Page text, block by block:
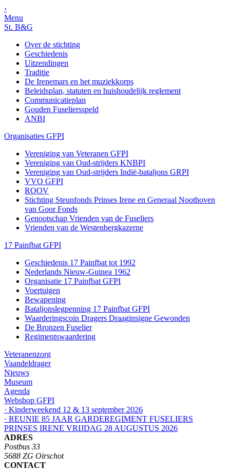
›
Menu
St. B&G
Over de stichting
Geschiedenis
Uitzendingen
Traditie
De Irenemars en het muziekkorps
Beleidsplan, statuten en huishoudelijk reglement
Communicatieplan
Gouden Fuseliersspeld
ANBI
Organisaties GFPI
Vereniging van Veteranen GFPI
Vereniging van Oud-strijders KNBPI
Vereniging van Oud-strijders Indië-bataljons GRPI
VVO GFPI
ROOV
Stichting Steunfonds Prinses Irene en Generaal Noothoven
van Goor Fonds
Genootschap Vrienden van de Fuseliers
Vrienden van de Westenbergkazerne
17 Painfbat GFPI
Geschiedenis 17 Painfbat tot 1992
Nederlands Nieuw-Guinea 1962
Organisatie 17 Painfbat GFPI
Voertuigen
Bewapening
Bataljonslegpenning 17 Painfbat GFPI
Waarderingscoin Dragers Draaginsigne Gewonden
De Bronzen Fuselier
Regimentswaardering
Veteranenzorg
Vaandeldrager
Nieuws
Museum
Agenda
Webshop GFPI
· Kinderweekend 12 & 13 september 2026
· REUNIE 85 JAAR GARDEREGIMENT FUSELIERS
PRINSES IRENE VRIJDAG 28 AUGUSTUS 2026
ADRES
Postbus 33
5688 ZG Oirschot
CONTACT